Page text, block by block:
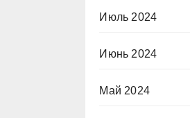
Июль 2024
Июнь 2024
Май 2024